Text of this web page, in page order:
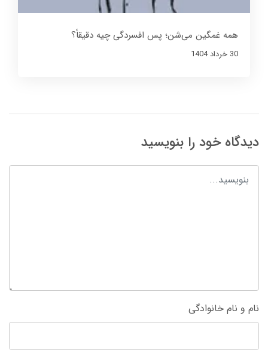
همه غمگین می‌شن؛ پس افسردگی چیه دقیقاً؟
30 خرداد 1404
دیدگاه خود را بنویسید
نام و نام خانوادگی